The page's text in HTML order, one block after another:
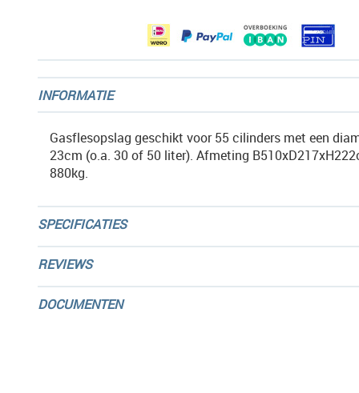
INFORMATIE
Gasflesopslag geschikt voor 55 cilinders met een
23cm (o.a. 30 of 50 liter). Afmeting
880kg.
SPECIFICATIES
REVIEWS
DOCUMENTEN